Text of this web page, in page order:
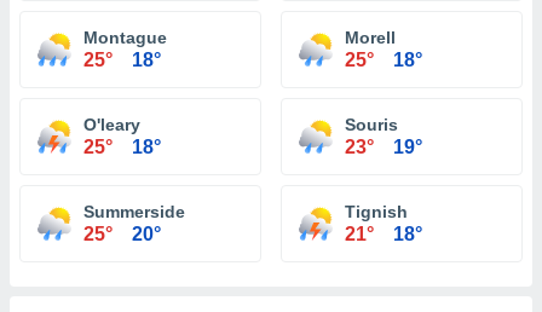
Montague
25° 18°
Morell
25° 18°
O'leary
25° 18°
Souris
23° 19°
Summerside
25° 20°
Tignish
21° 18°